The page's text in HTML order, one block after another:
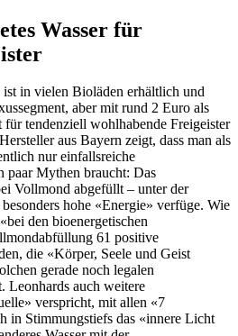
Wasser für
in vielen Bioläden erhältlich und
aber mit rund 2 Euro als
für tendenziell wohlhabende Freigeister
aus Bayern zeigt, dass man als
nur einfallsreiche
paar Mythen braucht: Das
Vollmond abgefüllt – unter der
besonders hohe «Energie» verfüge. Wie
den bioenergetischen
61 positive
die «Körper, Seele und Geist
gerade noch legalen
Leonhards auch weitere
verspricht, mit allen «7
in Stimmungstiefs das «innere Licht